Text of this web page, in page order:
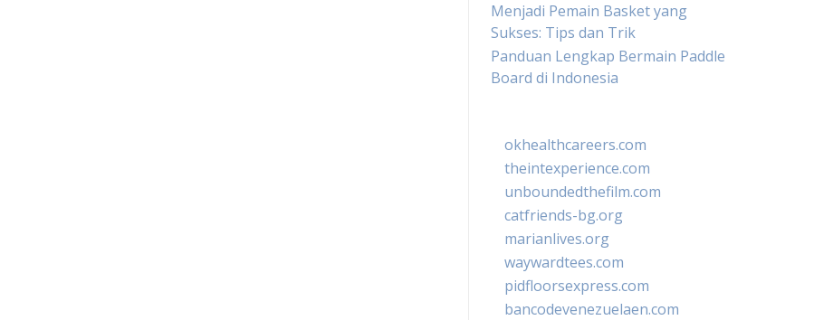
Menjadi Pemain Basket yang
Sukses: Tips dan Trik
Panduan Lengkap Bermain Paddle
Board di Indonesia
okhealthcareers.com
theintexperience.com
unboundedthefilm.com
catfriends-bg.org
marianlives.org
waywardtees.com
pidfloorsexpress.com
bancodevenezuelaen.com